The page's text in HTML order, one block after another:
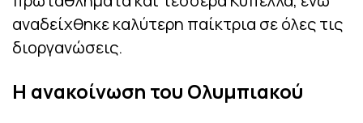
αναδείχθηκε καλύτερη παίκτρια σε όλες τις
διοργανώσεις.
Η ανακοίνωση του Ολυμπιακού